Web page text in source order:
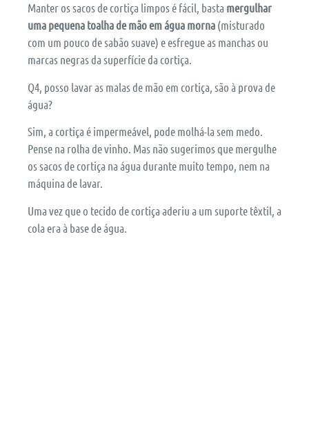
Manter os sacos de cortiça limpos é fácil, basta mergulhar
uma pequena toalha de mão em água morna (misturado
com um pouco de sabão suave) e esfregue as manchas ou
marcas negras da superfície da cortiça.
Q4, posso lavar as malas de mão em cortiça, são à prova de
água?
Sim, a cortiça é impermeável, pode molhá-la sem medo.
Pense na rolha de vinho. Mas não sugerimos que mergulhe
os sacos de cortiça na água durante muito tempo, nem na
máquina de lavar.
Uma vez que o tecido de cortiça aderiu a um suporte têxtil, a
cola era à base de água.